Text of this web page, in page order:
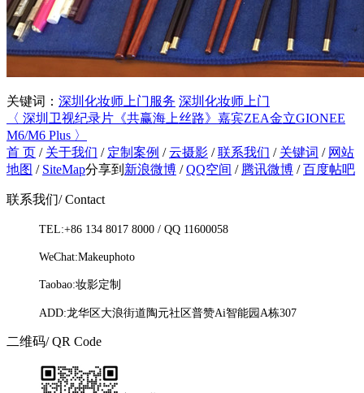
关键词： 深圳化妆师上门服务 深圳化妆师上门
〈 深圳卫视纪录片《共赢海上丝路》嘉宾ZEA金立GIONEE
M6/M6 Plus 〉
首 页 / 关于我们 / 定制案例 /云摄影 /联系我们 / 关键词 / 网站
地图 / SiteMap分享到 新浪微博 /QQ空间 / 腾讯微博 /百度帖吧
联系我们/ Contact
TEL:+86 134 8017 8000 / QQ 11600058
WeChat:Makeuphoto
Taobao:妆影定制
ADD:龙华区大浪街道陶元社区普赞Ai智能园A栋307
二维码/ QR Code